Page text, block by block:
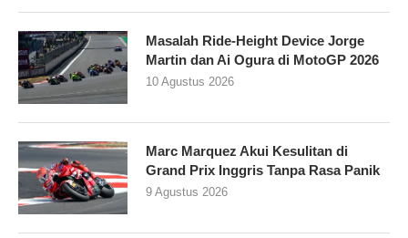
Masalah Ride-Height Device Jorge
Martin dan Ai Ogura di MotoGP 2026
10 Agustus 2026
Marc Marquez Akui Kesulitan di
Grand Prix Inggris Tanpa Rasa Panik
9 Agustus 2026